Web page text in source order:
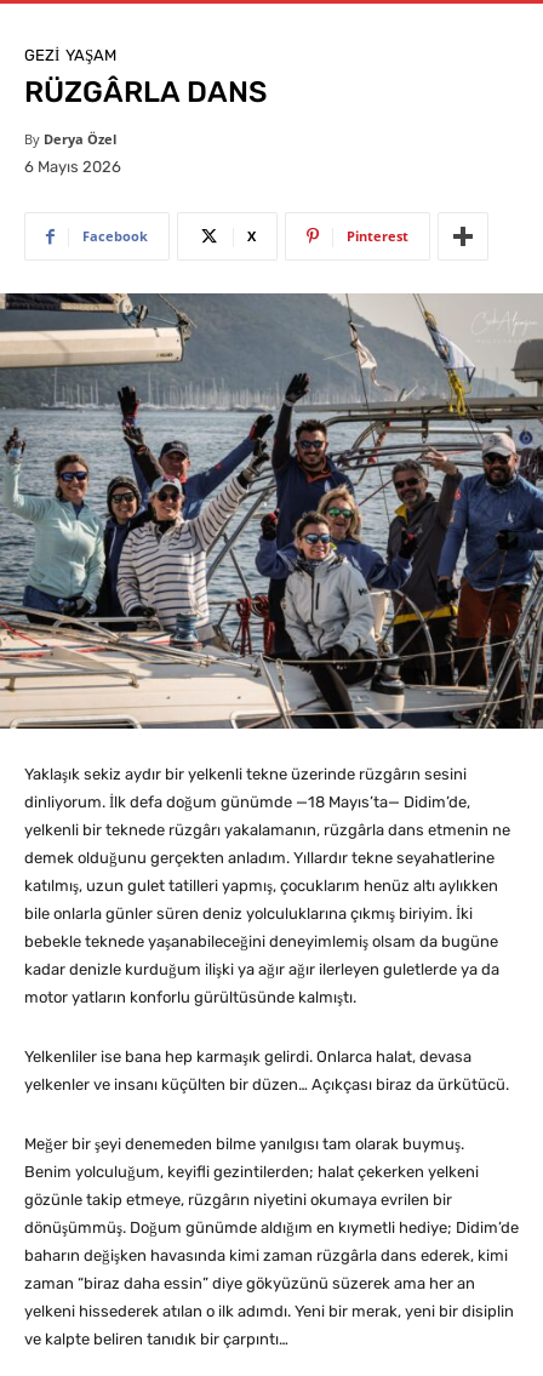
GEZI YAŞAM
RÜZGÂRLA DANS
By Derya Özel
6 Mayıs 2026
Facebook X Pinterest
Yaklaşık sekiz aydır bir yelkenli tekne üzerinde rüzgârın sesini
dinliyorum. İlk defa doğum günümde —18 Mayıs’ta— Didim’de,
yelkenli bir teknede rüzgârı yakalamanın, rüzgârla dans etmenin ne
demek olduğunu gerçekten anladım. Yıllardır tekne seyahatlerine
katılmış, uzun gulet tatilleri yapmış, çocuklarım henüz altı aylıkken
bile onlarla günler süren deniz yolculuklarına çıkmış biriyim. İki
bebekle teknede yaşanabileceğini deneyimlemiş olsam da bugüne
kadar denizle kurduğum ilişki ya ağır ağır ilerleyen guletlerde ya da
motor yatların konforlu gürültüsünde kalmıştı.
Yelkenliler ise bana hep karmaşık gelirdi. Onlarca halat, devasa
yelkenler ve insanı küçülten bir düzen… Açıkçası biraz da ürkütücü.
Meğer bir şeyi denemeden bilme yanılgısı tam olarak buymuş.
Benim yolculuğum, keyifli gezintilerden; halat çekerken yelkeni
gözünle takip etmeye, rüzgârın niyetini okumaya evrilen bir
dönüşümmüş. Doğum günümde aldığım en kıymetli hediye; Didim’de
baharın değişken havasında kimi zaman rüzgârla dans ederek, kimi
zaman “biraz daha essin” diye gökyüzünü süzerek ama her an
yelkeni hissederek atılan o ilk adımdı. Yeni bir merak, yeni bir disiplin
ve kalpte beliren tanıdık bir çarpıntı…